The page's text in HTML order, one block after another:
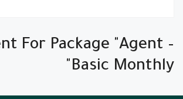
For Package "Agent –
Basic Monthly"